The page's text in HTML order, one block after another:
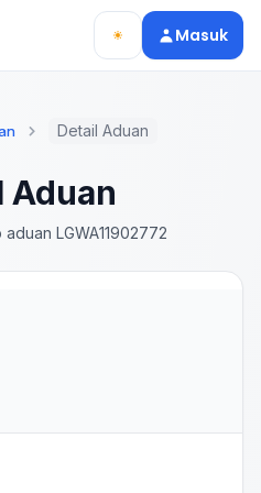
Masuk
Detail Aduan
Aduan
LGWA11902772